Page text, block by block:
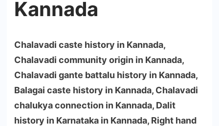
Kannada
Chalavadi caste history in Kannada,
Chalavadi community origin in Kannada,
Chalavadi gante battalu history in Kannada,
Balagai caste history in Kannada, Chalavadi
chalukya connection in Kannada, Dalit
history in Karnataka in Kannada, Right hand